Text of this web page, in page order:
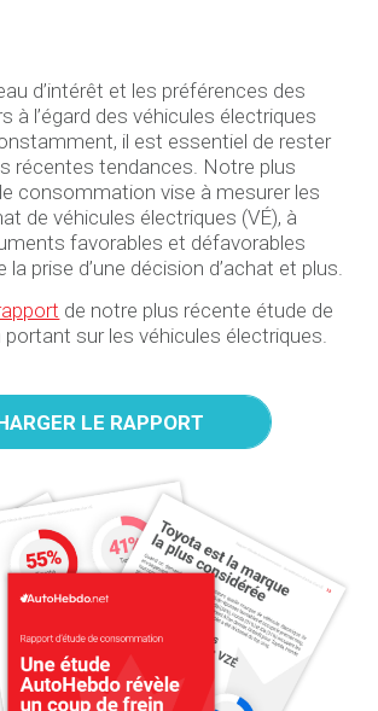
d’intérêt et les préférences des
à l’égard des véhicules électriques
il est essentiel de rester
récentes tendances. Notre plus
consommation vise à mesurer les
de véhicules électriques (VÉ), à
favorables et défavorables
la prise d’une décision d’achat et plus.
de notre plus récente étude de
sur les véhicules électriques.
LE RAPPORT